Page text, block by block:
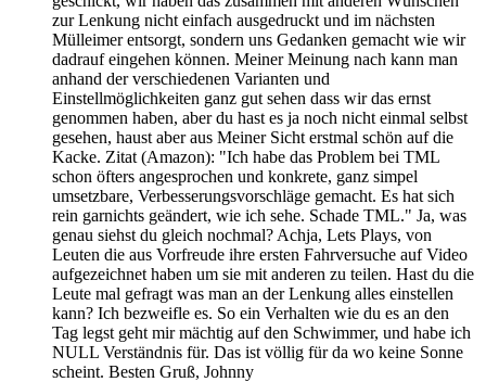
zur Lenkung nicht einfach ausgedruckt und im nächsten
Mülleimer entsorgt, sondern uns Gedanken gemacht wie wir
dadrauf eingehen können. Meiner Meinung nach kann man
anhand der verschiedenen Varianten und
Einstellmöglichkeiten ganz gut sehen dass wir das ernst
genommen haben, aber du hast es ja noch nicht einmal selbst
gesehen, haust aber aus Meiner Sicht erstmal schön auf die
Kacke. Zitat (Amazon): "Ich habe das Problem bei TML
schon öfters angesprochen und konkrete, ganz simpel
umsetzbare, Verbesserungsvorschläge gemacht. Es hat sich
rein garnichts geändert, wie ich sehe. Schade TML." Ja, was
genau siehst du gleich nochmal? Achja, Lets Plays, von
Leuten die aus Vorfreude ihre ersten Fahrversuche auf Video
aufgezeichnet haben um sie mit anderen zu teilen. Hast du die
Leute mal gefragt was man an der Lenkung alles einstellen
kann? Ich bezweifle es. So ein Verhalten wie du es an den
Tag legst geht mir mächtig auf den Schwimmer, und habe ich
NULL Verständnis für. Das ist völlig für da wo keine Sonne
scheint. Besten Gruß, Johnny